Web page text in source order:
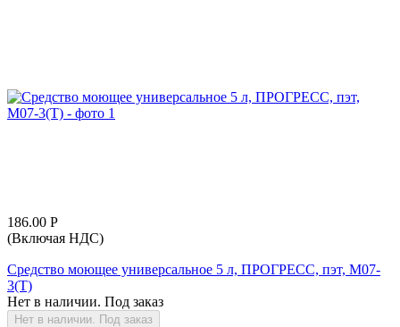
186.00 Р
(Включая НДС)
Средство моющее универсальное 5 л, ПРОГРЕСС, пэт, М07-
3(Т)
Нет в наличии. Под заказ
Нет в наличии. Под заказ